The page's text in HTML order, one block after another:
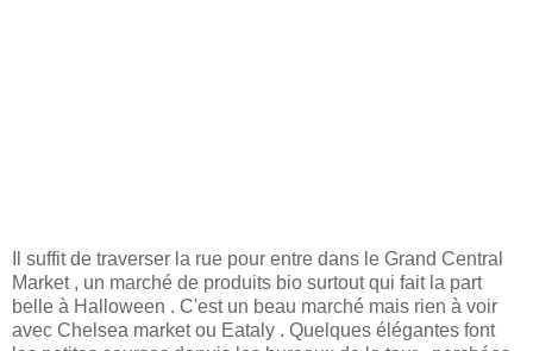
Il suffit de traverser la rue pour entre dans le Grand Central
Market , un marché de produits bio surtout qui fait la part
belle à Halloween . C'est un beau marché mais rien à voir
avec Chelsea market ou Eataly . Quelques élégantes font